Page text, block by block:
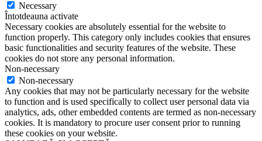
Necessary
Întotdeauna activate
Necessary cookies are absolutely essential for the website to
function properly. This category only includes cookies that ensures
basic functionalities and security features of the website. These
cookies do not store any personal information.
Non-necessary
Non-necessary
Any cookies that may not be particularly necessary for the website
to function and is used specifically to collect user personal data via
analytics, ads, other embedded contents are termed as non-necessary
cookies. It is mandatory to procure user consent prior to running
these cookies on your website.